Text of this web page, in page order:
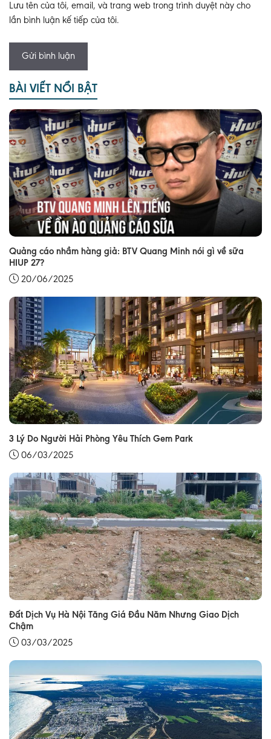
Lưu tên của tôi, email, và trang web trong trình duyệt này cho
lần bình luận kế tiếp của tôi.
BÀI VIẾT NỔI BẬT
Quảng cáo nhầm hàng giả: BTV Quang Minh nói gì về sữa
HIUP 27?
20/06/2025
3 Lý Do Người Hải Phòng Yêu Thích Gem Park
06/03/2025
Đất Dịch Vụ Hà Nội Tăng Giá Đầu Năm Nhưng Giao Dịch
Chậm
03/03/2025